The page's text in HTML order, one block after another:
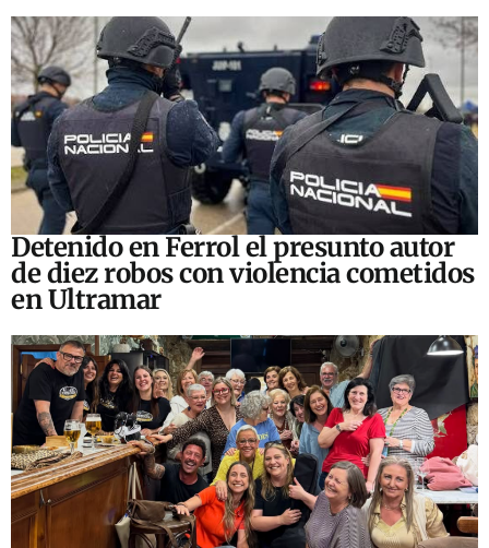
Detenido en Ferrol el presunto autor
de diez robos con violencia cometidos
en Ultramar